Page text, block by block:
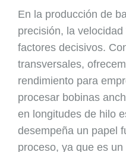
En la producción de
precisión, la
factores decisivos.
transversales,
rendimiento para
procesar bobinas
en longitudes de hilo
desempeña un papel
proceso, ya que es